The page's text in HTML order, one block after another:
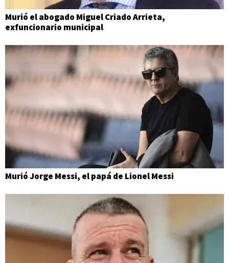
Murió el abogado Miguel Criado Arrieta,
exfuncionario municipal
Murió Jorge Messi, el papá de Lionel Messi